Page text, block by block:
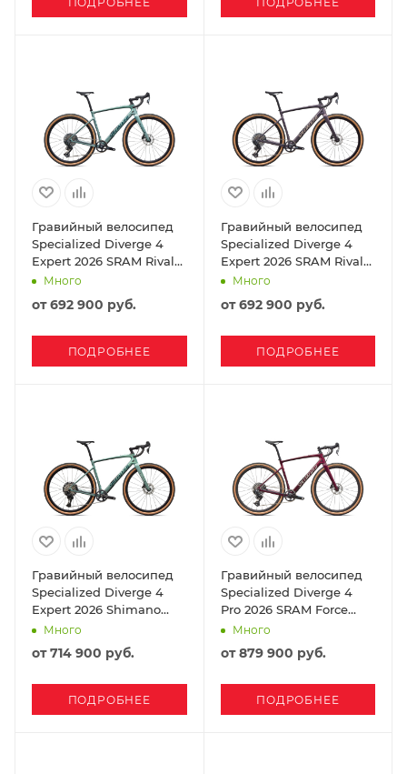
Гравийный велосипед
Specialized Diverge 4
Expert 2026 SRAM Rival
XPLR Fjord Metallic/
Emerald Metallic
Много
от692 900 руб.
ПОДРОБНЕЕ
Гравийный велосипед
Specialized Diverge 4
Expert 2026 SRAM Rival
XPLR Nebula Metallic/
Sandstone Metallic
Много
от692 900 руб.
ПОДРОБНЕЕ
Гравийный велосипед
Specialized Diverge 4
Expert 2026 Shimano
GRX Di2 Fjord Metallic/
Emerald Metallic
Много
от714 900 руб.
ПОДРОБНЕЕ
Гравийный велосипед
Specialized Diverge 4
Pro 2026 SRAM Force
XPLR Bordeaux Metallic/
Много
от879 900 руб.
ПОДРОБНЕЕ